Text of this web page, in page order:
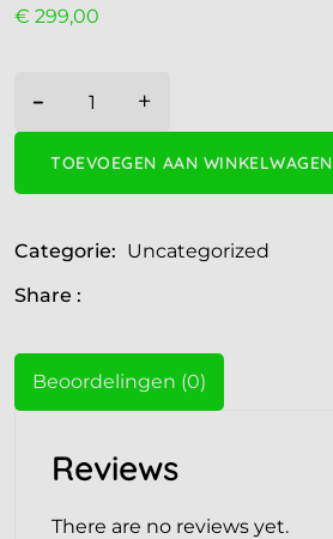
€ 299,00
- +
TOEVOEGEN AAN WINKELWAGEN
Categorie: Uncategorized
Share :
Beoordelingen (0)
Reviews
There are no reviews yet.